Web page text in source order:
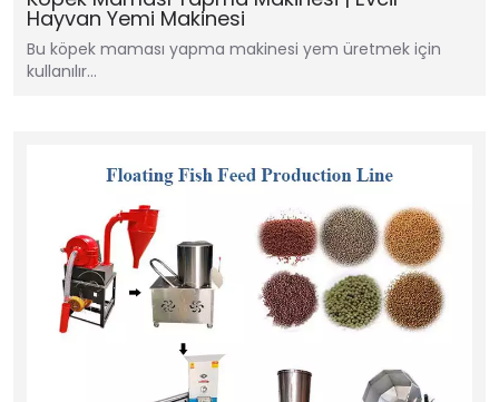
Hayvan Yemi Makinesi
Bu köpek maması yapma makinesi yem üretmek için
kullanılır…